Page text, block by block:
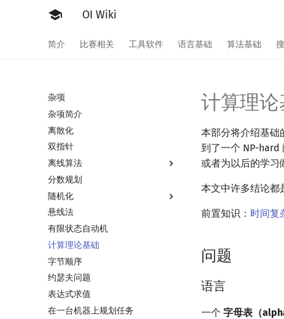
OI Wiki
简介 比赛相关 工具软件 语言基础 算法基础
杂项
杂项简介
离散化
双指针
离线算法
离线算法简介
CDQ 分治
整体二分
莫队算法
莫队算法简介
普通莫队算法
带修改莫队
树上莫队
回滚莫队
分数规划
随机化
随机函数
随机化技巧
爬山算法
模拟退火
悬线法
有限状态自动机
计算理论基础
字节顺序
约瑟夫问题
表达式求值
在一台机器上规划任务
计算理论
本部分将介绍基础
到了一个 NP-hard
或者为以后的学习
本文中许多结论都
前置知识： 时间复
问题
语言
一个 字母表（